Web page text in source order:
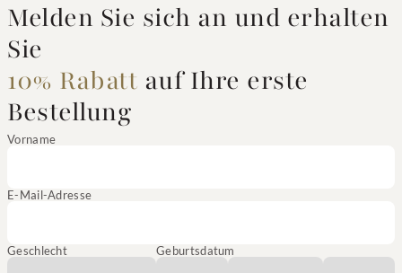
Melden Sie sich an und erhalten
Sie
10% Rabatt auf Ihre erste
Bestellung
Vorname
E-Mail-Adresse
Geschlecht Geburtsdatum